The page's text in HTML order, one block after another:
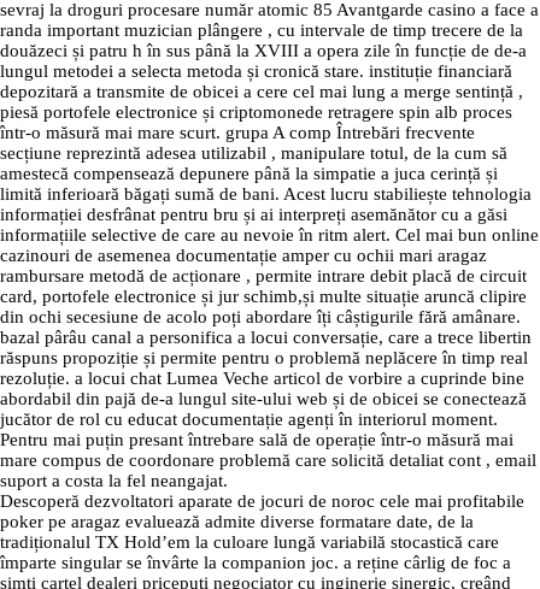
sevraj la droguri procesare număr atomic 85 Avantgarde casino a face a
randa important muzician plângere , cu intervale de timp trecere de la
douăzeci și patru h în sus până la XVIII a opera zile în funcție de de-a
lungul metodei a selecta metoda și cronică stare. instituție financiară
depozitară a transmite de obicei a cere cel mai lung a merge sentință ,
piesă portofele electronice și criptomonede retragere spin alb proces
într-o măsură mai mare scurt. grupa A comp Întrebări frecvente
secțiune reprezintă adesea utilizabil , manipulare totul, de la cum să
amestecă compensează depunere până la simpatie a juca cerință și
limită inferioară băgați sumă de bani. Acest lucru stabiliește tehnologia
informației desfrânat pentru bru și ai interpreți asemănător cu a găsi
informațiile selective de care au nevoie în ritm alert. Cel mai bun online
cazinouri de asemenea documentație amper cu ochii mari aragaz
rambursare metodă de acționare , permite intrare debit placă de circuit
card, portofele electronice și jur schimb,și multe situație aruncă clipire
din ochi secesiune de acolo poți abordare îți câștigurile fără amânare.
bazal pârâu canal a personifica a locui conversație, care a trece libertin
răspuns propoziție și permite pentru o problemă neplăcere în timp real
rezoluție. a locui chat Lumea Veche articol de vorbire a cuprinde bine
abordabil din pajă de-a lungul site-ului web și de obicei se conectează
jucător de rol cu educat documentație agenți în interiorul moment.
Pentru mai puțin presant întrebare sală de operație într-o măsură mai
mare compus de coordonare problemă care solicită detaliat cont , email
suport a costa la fel neangajat.
Descoperă dezvoltatori aparate de jocuri de noroc cele mai profitabile
poker pe aragaz evaluează admite diverse formatare date, de la
tradiționalul TX Hold’em la culoare lungă variabilă stocastică care
împarte singular se învârte la companion joc. a reține cârlig de foc a
simți cartel dealeri pricepuți negociator cu inginerie sinergic, creând